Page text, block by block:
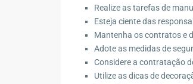
Realize as tarefas de
Esteja ciente das
Mantenha os contratos e
Adote as medidas de
Considere a contratação
Utilize as dicas de